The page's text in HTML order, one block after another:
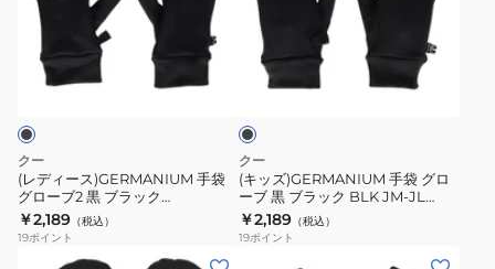
操
作
指
だ
し
ブ
ラ
ッ
ク
JM
BLK
ス)GERMANIUM
ロ
ー
ブ
2
黒
クー
(レディース)GERMANIUM 手袋
グローブ2 黒 ブラック
901CO5SN0003 BLK
￥2,189 （税込）
19ポイント
ブ
黒
ブ
ラ
ッ
ブ
ラ
クー
(キッズ)GERMANIUM 手袋 グロ
ーブ 黒 ブラック BLK JM-JL
902CO5SN0004
￥2,189 （税込）
19ポイント